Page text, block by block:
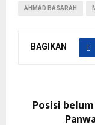
AHMAD BASARAH
BAGIKAN
Posisi